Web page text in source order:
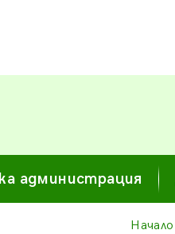
администрация
Начало